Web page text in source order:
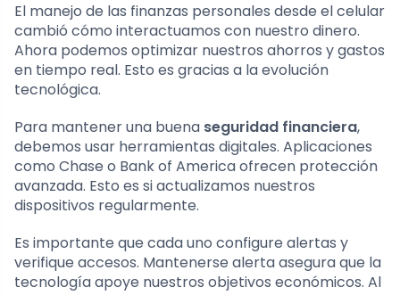
El manejo de las finanzas personales desde el celular
cambió cómo interactuamos con nuestro dinero.
Ahora podemos optimizar nuestros ahorros y gastos
en tiempo real. Esto es gracias a la evolución
tecnológica.
Para mantener una buena seguridad financiera,
debemos usar herramientas digitales. Aplicaciones
como Chase o Bank of America ofrecen protección
avanzada. Esto es si actualizamos nuestros
dispositivos regularmente.
Es importante que cada uno configure alertas y
verifique accesos. Mantenerse alerta asegura que la
tecnología apoye nuestros objetivos económicos. Al